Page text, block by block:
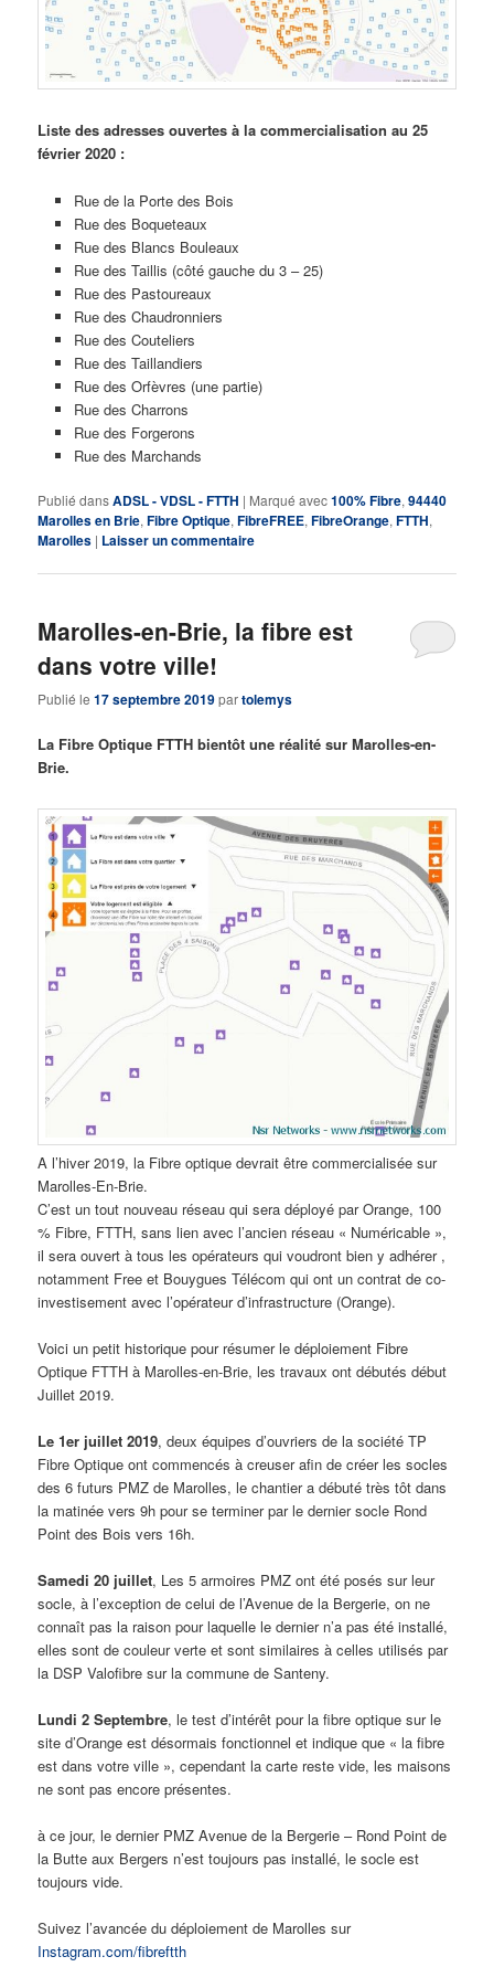
Liste des adresses ouvertes à la commercialisation au 25
février 2020 :
Rue de la Porte des Bois
Rue des Boqueteaux
Rue des Blancs Bouleaux
Rue des Taillis (côté gauche du 3 – 25)
Rue des Pastoureaux
Rue des Chaudronniers
Rue des Couteliers
Rue des Taillandiers
Rue des Orfèvres (une partie)
Rue des Charrons
Rue des Forgerons
Rue des Marchands
Publié dansADSL - VDSL - FTTH | Marqué avec100% Fibre,94440
Marolles en Brie,Fibre Optique,FibreFREE,FibreOrange,FTTH,
Marolles | Laisser un commentaire
Marolles-en-Brie, la fibre est
dans votre ville!
Publié le17 septembre 2019partolemys
La Fibre Optique FTTH bientôt une réalité sur Marolles-en-
Brie.
A l’hiver 2019, la Fibre optique devrait être commercialisée sur
Marolles-En-Brie.
C’est un tout nouveau réseau qui sera déployé par Orange, 100
% Fibre, FTTH, sans lien avec l’ancien réseau « Numéricable »,
il sera ouvert à tous les opérateurs qui voudront bien y adhérer ,
notamment Free et Bouygues Télécom qui ont un contrat de co-
investisement avec l’opérateur d’infrastructure (Orange).
Voici un petit historique pour résumer le déploiement Fibre
Optique FTTH à Marolles-en-Brie, les travaux ont débutés début
Juillet 2019.
Le 1er juillet 2019, deux équipes d’ouvriers de la société TP
Fibre Optique ont commencés à creuser afin de créer les socles
des 6 futurs PMZ de Marolles, le chantier a débuté très tôt dans
la matinée vers 9h pour se terminer par le dernier socle Rond
Point des Bois vers 16h.
Samedi 20 juillet, Les 5 armoires PMZ ont été posés sur leur
socle, à l’exception de celui de l’Avenue de la Bergerie, on ne
connaît pas la raison pour laquelle le dernier n’a pas été installé,
elles sont de couleur verte et sont similaires à celles utilisés par
la DSP Valofibre sur la commune de Santeny.
Lundi 2 Septembre, le test d’intérêt pour la fibre optique sur le
site d’Orange est désormais fonctionnel et indique que « la fibre
est dans votre ville », cependant la carte reste vide, les maisons
ne sont pas encore présentes.
à ce jour, le dernier PMZ Avenue de la Bergerie – Rond Point de
la Butte aux Bergers n’est toujours pas installé, le socle est
toujours vide.
Suivez l’avancée du déploiement de Marolles sur
Instagram.com/fibreftth